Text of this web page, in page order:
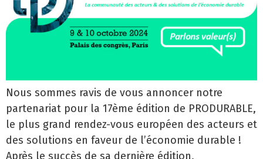
Nous sommes ravis de vous annoncer notre
partenariat pour la 17ème édition de PRODURABLE,
le plus grand rendez-vous européen des acteurs et
des solutions en faveur de l’économie durable !
Après le succès de sa dernière édition,